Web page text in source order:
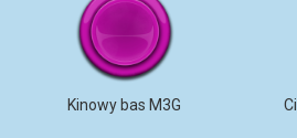
Kinowy bas M3G